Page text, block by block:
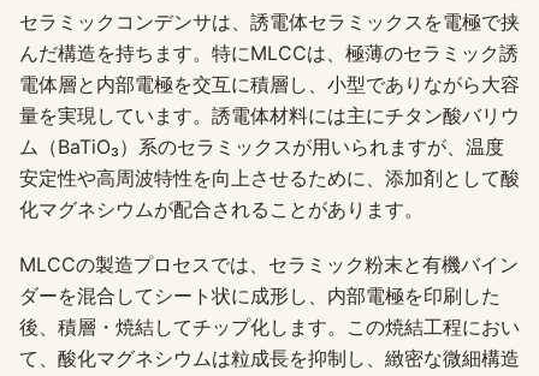
セラミックコンデンサは、誘電体セラミックスを電極で挟
んだ構造を持ちます。特にMLCCは、極薄のセラミック誘
電体層と内部電極を交互に積層し、小型でありながら大容
量を実現しています。誘電体材料には主にチタン酸バリウ
ム（BaTiO₃）系のセラミックスが用いられますが、温度
安定性や高周波特性を向上させるために、添加剤として酸
化マグネシウムが配合されることがあります。
MLCCの製造プロセスでは、セラミック粉末と有機バイン
ダーを混合してシート状に成形し、内部電極を印刷した
後、積層・焼結してチップ化します。この焼結工程におい
て、酸化マグネシウムは粒成長を抑制し、緻密な微細構造